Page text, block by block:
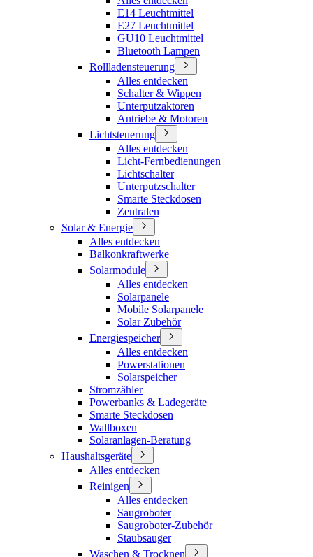
E14 Leuchtmittel
E27 Leuchtmittel
GU10 Leuchtmittel
Bluetooth Lampen
Rollladensteuerung
Alles entdecken
Schalter & Wippen
Unterputzaktoren
Antriebe & Motoren
Lichtsteuerung
Alles entdecken
Licht-Fernbedienungen
Lichtschalter
Unterputzschalter
Smarte Steckdosen
Zentralen
Solar & Energie
Alles entdecken
Balkonkraftwerke
Solarmodule
Alles entdecken
Solarpanele
Mobile Solarpanele
Solar Zubehör
Energiespeicher
Alles entdecken
Powerstationen
Solarspeicher
Stromzähler
Powerbanks & Ladegeräte
Smarte Steckdosen
Wallboxen
Solaranlagen-Beratung
Haushaltsgeräte
Alles entdecken
Reinigen
Alles entdecken
Saugroboter
Saugroboter-Zubehör
Staubsauger
Waschen & Trocknen